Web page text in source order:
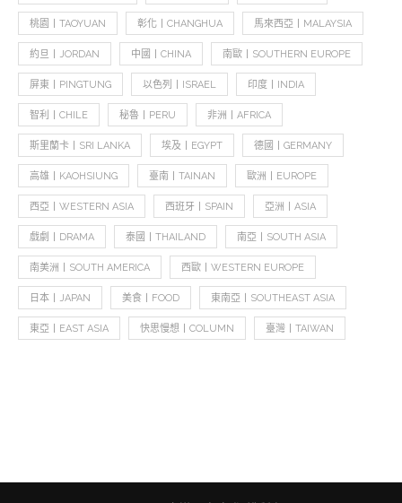
桃園丨TAOYUAN 彰化丨CHANGHUA 馬來西亞丨MALAYSIA
約旦丨JORDAN 中國丨CHINA 南歐丨SOUTHERN EUROPE
屏東丨PINGTUNG 以色列丨ISRAEL 印度丨INDIA
智利丨CHILE 秘魯丨PERU 非洲丨AFRICA
斯里蘭卡丨SRI LANKA 埃及丨EGYPT 德國丨GERMANY
高雄丨KAOHSIUNG 臺南丨TAINAN 歐洲丨EUROPE
西亞丨WESTERN ASIA 西班牙丨SPAIN 亞洲丨ASIA
戲劇丨DRAMA 泰國丨THAILAND 南亞丨SOUTH ASIA
南美洲丨SOUTH AMERICA 西歐丨WESTERN EUROPE
日本丨JAPAN 美食丨FOOD 東南亞丨SOUTHEAST ASIA
東亞丨EAST ASIA 快思慢想丨COLUMN 臺灣丨TAIWAN